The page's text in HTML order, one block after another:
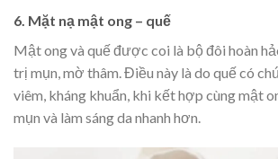
6. Mặt nạ mật ong – quế
Mật ong và quế được coi là bộ đôi hoàn
trị mụn, mờ thâm. Điều này là do quế có
viêm, kháng khuẩn, khi kết hợp cùng mật
mụn và làm sáng da nhanh hơn.